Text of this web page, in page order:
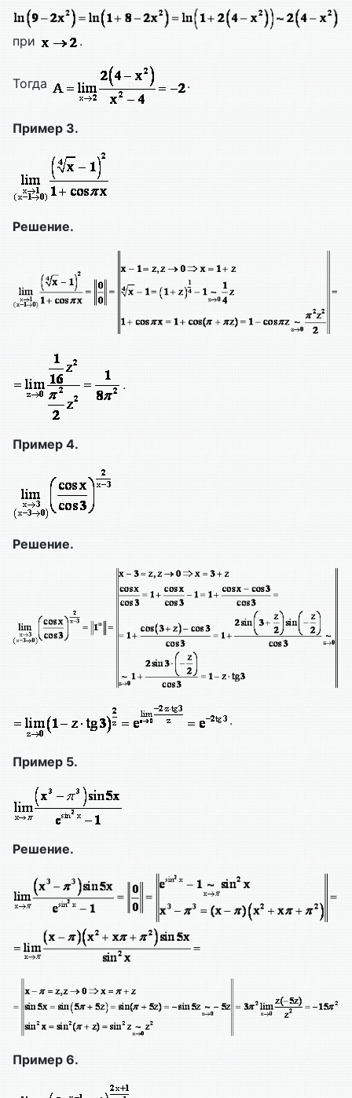
при .
Тогда .
Пример 3.
Решение.
.
Пример 4.
Решение.
.
Пример 5.
Решение.
Пример 6.